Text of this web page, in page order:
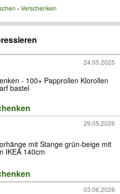
Verschenken
24.05.2025
- 100+ Papprollen Klorollen
bastel
29.05.2026
mit Stange grün-beige mit
IKEA 140cm
03.06.2026